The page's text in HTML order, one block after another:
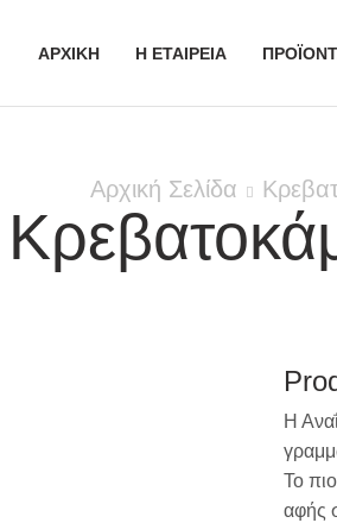
ΑΡΧΙΚΗ Η ΕΤΑΙΡΕΙΑ
Αρχική Σελίδα
Η
Το
αφής